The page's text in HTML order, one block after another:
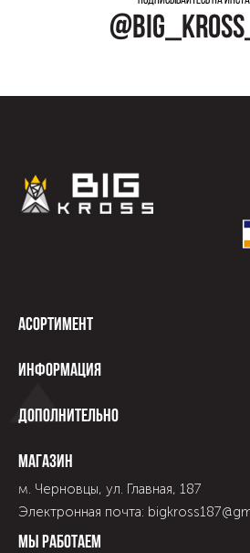
Асортимент
Информация
Дополнительно
Магазин
м. Черновцы, ул. Главная, 187
Электронная почта:
Мы работаем